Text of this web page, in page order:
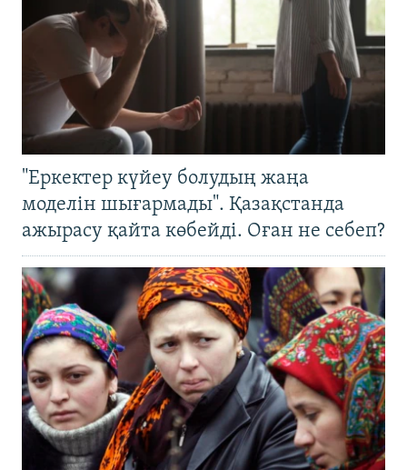
"Еркектер күйеу болудың жаңа
моделін шығармады". Қазақстанда
ажырасу қайта көбейді. Оған не себеп?